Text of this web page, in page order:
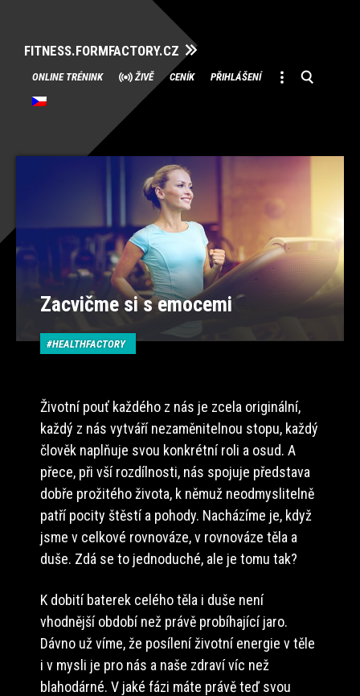
FITNESS.FORMFACTORY.CZ
Přeskočit
na
obsah
ONLINE TRÉNINK ŽIVĚ CENÍK PŘIHLÁŠENÍ
Zacvičme si s emocemi
HEALTHFACTORY
Životní pouť každého z nás je zcela originální,
každý z nás vytváří nezaměnitelnou stopu, každý
člověk naplňuje svou konkrétní roli a osud. A
přece, při vší rozdílnosti, nás spojuje představa
dobře prožitého života, k němuž neodmyslitelně
patří pocity štěstí a pohody. Nacházíme je, když
jsme v celkové rovnováze, v rovnováze těla a
duše. Zdá se to jednoduché, ale je tomu tak?
K dobití baterek celého těla i duše není
vhodnější období než právě probíhající jaro.
Dávno už víme, že posílení životní energie v těle
i v mysli je pro nás a naše zdraví víc než
blahodárné. V jaké fázi máte právě teď svou